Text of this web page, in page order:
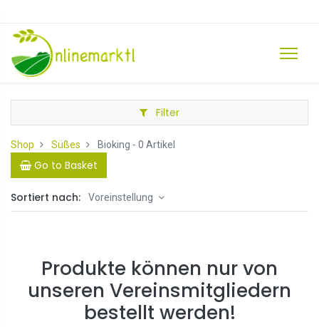
Filter
Shop Süßes Bioking - 0 Artikel
Go to Basket
Sortiert nach: Voreinstellung
Produkte können nur von
unseren Vereinsmitgliedern
bestellt werden!